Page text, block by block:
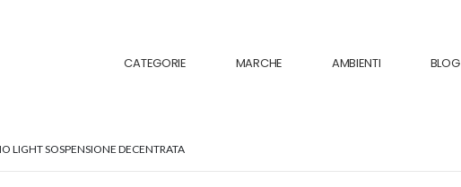
CATEGORIE MARCHE AMBIENTI BLOG
LIGHT SOSPENSIONE DECENTRATA